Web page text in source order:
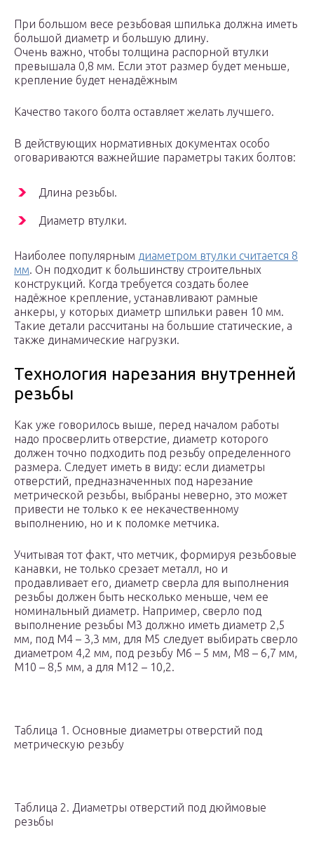
При большом весе резьбовая шпилька должна иметь
большой диаметр и большую длину.
Очень важно, чтобы толщина распорной втулки
превышала 0,8 мм. Если этот размер будет меньше,
крепление будет ненадёжным
Качество такого болта оставляет желать лучшего.
В действующих нормативных документах особо
оговариваются важнейшие параметры таких болтов:
Длина резьбы.
Диаметр втулки.
Наиболее популярным диаметром втулки считается 8
мм. Он подходит к большинству строительных
конструкций. Когда требуется создать более
надёжное крепление, устанавливают рамные
анкеры, у которых диаметр шпильки равен 10 мм.
Такие детали рассчитаны на большие статические, а
также динамические нагрузки.
Технология нарезания внутренней
резьбы
Как уже говорилось выше, перед началом работы
надо просверлить отверстие, диаметр которого
должен точно подходить под резьбу определенного
размера. Следует иметь в виду: если диаметры
отверстий, предназначенных под нарезание
метрической резьбы, выбраны неверно, это может
привести не только к ее некачественному
выполнению, но и к поломке метчика.
Учитывая тот факт, что метчик, формируя резьбовые
канавки, не только срезает металл, но и
продавливает его, диаметр сверла для выполнения
резьбы должен быть несколько меньше, чем ее
номинальный диаметр. Например, сверло под
выполнение резьбы М3 должно иметь диаметр 2,5
мм, под М4 – 3,3 мм, для М5 следует выбирать сверло
диаметром 4,2 мм, под резьбу М6 – 5 мм, М8 – 6,7 мм,
М10 – 8,5 мм, а для М12 – 10,2.
Таблица 1. Основные диаметры отверстий под
метрическую резьбу
Таблица 2. Диаметры отверстий под дюймовые
резьбы